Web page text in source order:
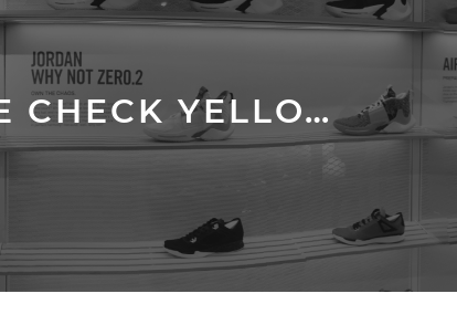
GIÀY VANS CHÍNH HÃNG OLD SKOOL COTTAGE CHECK YELLOW WHITE